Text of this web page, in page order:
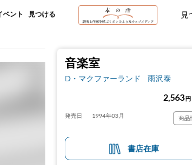
ベント 見つける 見
音楽室
D・マクファーランド 雨沢泰
2,563 円
発売日 1994年03月 商品
書店在庫